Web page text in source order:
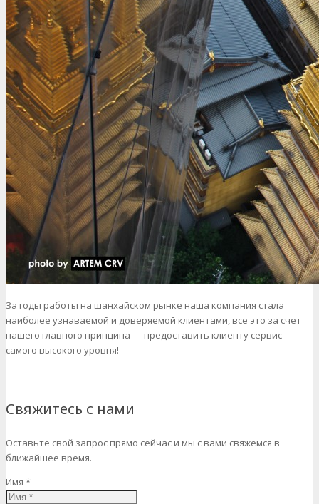
За годы работы на шанхайском рынке наша компания стала
наиболее узнаваемой и доверяемой клиентами, все это за счет
нашего главного принципа — предоставить клиенту сервис
самого высокого уровня!
Свяжитесь с нами
Оставьте свой запрос прямо сейчас и мы с вами свяжемся в
ближайшее время.
Имя *